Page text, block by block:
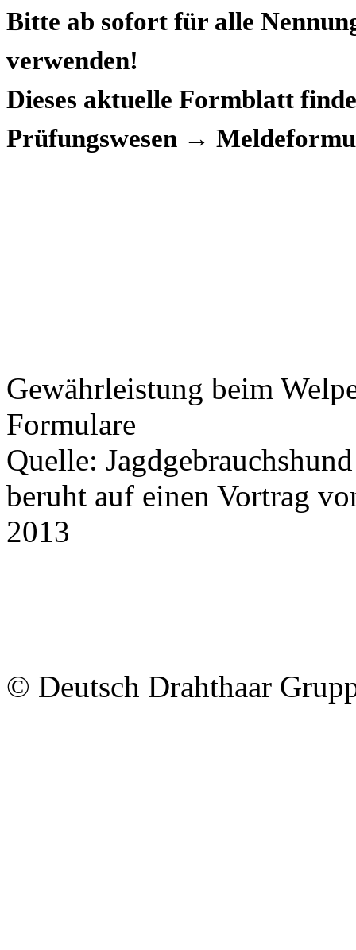
Bitte ab sofort für alle
verwenden!
Dieses aktuelle Formblatt
Prüfungswesen →
Gewährleistung beim
Formulare
Quelle:
beruht auf einen Vortrag
2013
© Deutsch Drahthaar